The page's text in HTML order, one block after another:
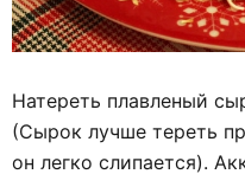
Натереть плавленый
(Сырок лучше тереть
он легко слипается).